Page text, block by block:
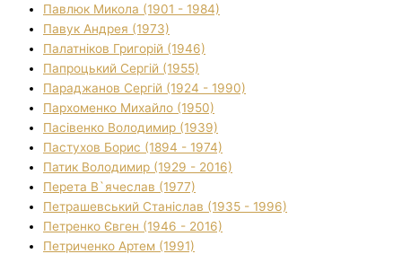
Павлюк Микола (1901 - 1984)
Павук Андрея (1973)
Палатніков Григорій (1946)
Папроцький Сергій (1955)
Параджанов Сергій (1924 - 1990)
Пархоменко Михайло (1950)
Пасівенко Володимир (1939)
Пастухов Борис (1894 - 1974)
Патик Володимир (1929 - 2016)
Перета В`ячеслав (1977)
Петрашевський Станіслав (1935 - 1996)
Петренко Євген (1946 - 2016)
Петриченко Артем (1991)